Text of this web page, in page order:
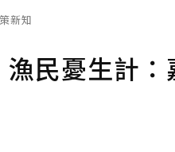
新知
漁民憂生計